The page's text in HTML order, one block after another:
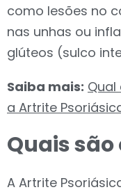
como lesões no
nas unhas ou
glúteos (sulco
Saiba mais:
a Artrite
Quais
A Artrite